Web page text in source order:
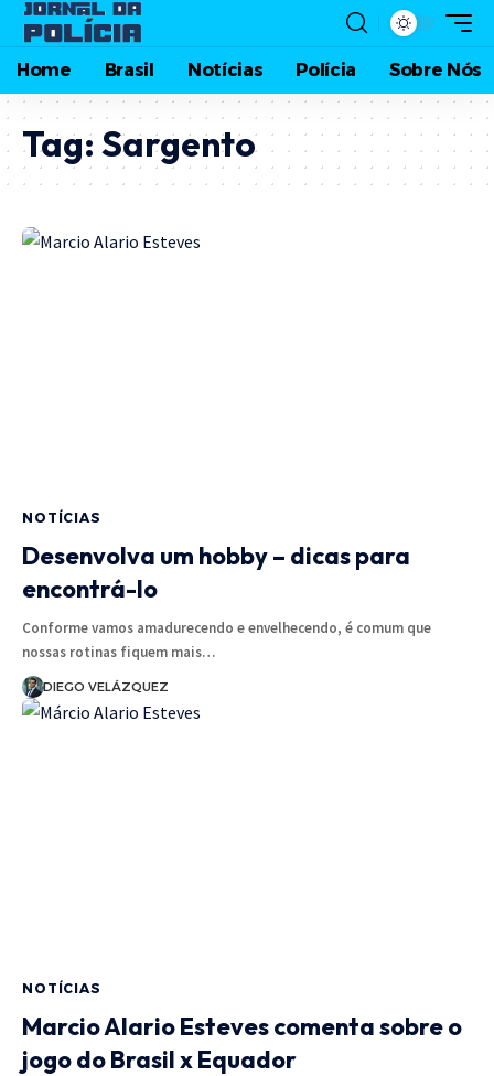
Home Brasil Notícias Polícia Sobre Nós
Tag: Sargento
NOTÍCIAS
Desenvolva um hobby – dicas para
encontrá-lo
Conforme vamos amadurecendo e envelhecendo, é comum que
nossas rotinas fiquem mais…
DIEGO VELÁZQUEZ
NOTÍCIAS
Marcio Alario Esteves comenta sobre o
jogo do Brasil x Equador